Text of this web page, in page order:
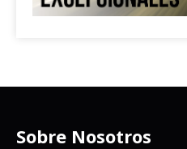
Sobre Nosotros